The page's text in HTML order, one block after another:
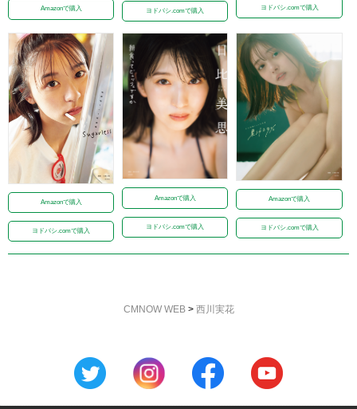
Amazonで購入 ヨドバシ.comで購入
ヨドバシ.comで購入
Amazonで購入
ヨドバシ.comで購入
Amazonで購入
ヨドバシ.comで購入
Amazonで購入
ヨドバシ.comで購入
CMNOW WEB> 西川実花